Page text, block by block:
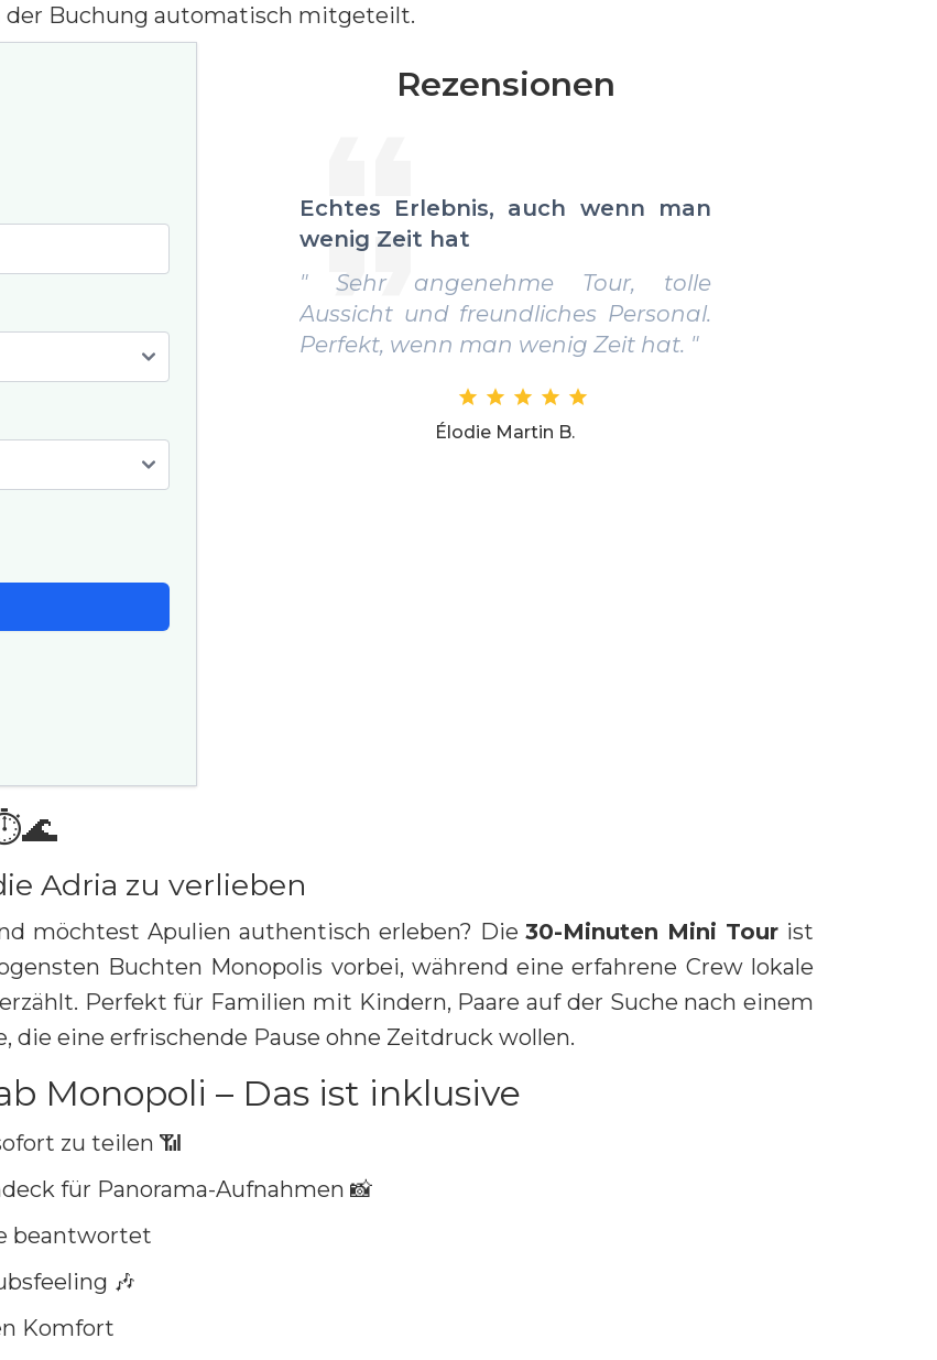
Buchung automatisch mitgeteilt.
Rezensionen
Echtes Erlebnis, auch wenn man
wenig Zeit hat
" Sehr angenehme Tour, tolle
Aussicht und freundliches Personal.
Perfekt, wenn man wenig Zeit hat. "
Élodie Martin B.
Schöne Pause mit
nettes Team und viele
Empfehlenswert. "
Adria zu verlieben
möchtest Apulien authentisch erleben? Die30-Minuten Mini Tour ist
Buchten Monopolis vorbei, während eine erfahrene Crew lokale
Perfekt für Familien mit Kindern, Paare auf der Suche nach einem
die eine erfrischende Pause ohne Zeitdruck wollen.
Monopoli – Das ist inklusive
zu teilen 📶
für Panorama-Aufnahmen 📸
beantwortet
🎶
Komfort